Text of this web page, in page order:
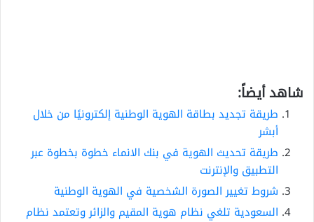
شاهد أيضاً:
طريقة تجديد بطاقة الهوية الوطنية إلكترونيًا من خلال
أبشر
طريقة تحديث الهوية في بنك الانماء خطوة بخطوة عبر
التطبيق والإنترنت
شروط تغيير الصورة الشخصية في الهوية الوطنية
السعودية تلغي نظام هوية المقيم والزائر وتعتمد نظام